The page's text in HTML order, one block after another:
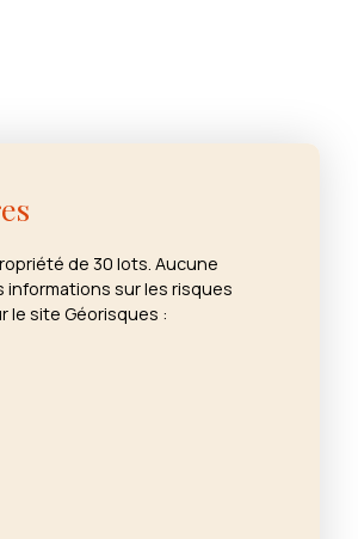
de 30 lots. Aucune
informations sur les risques
le site Géorisques :